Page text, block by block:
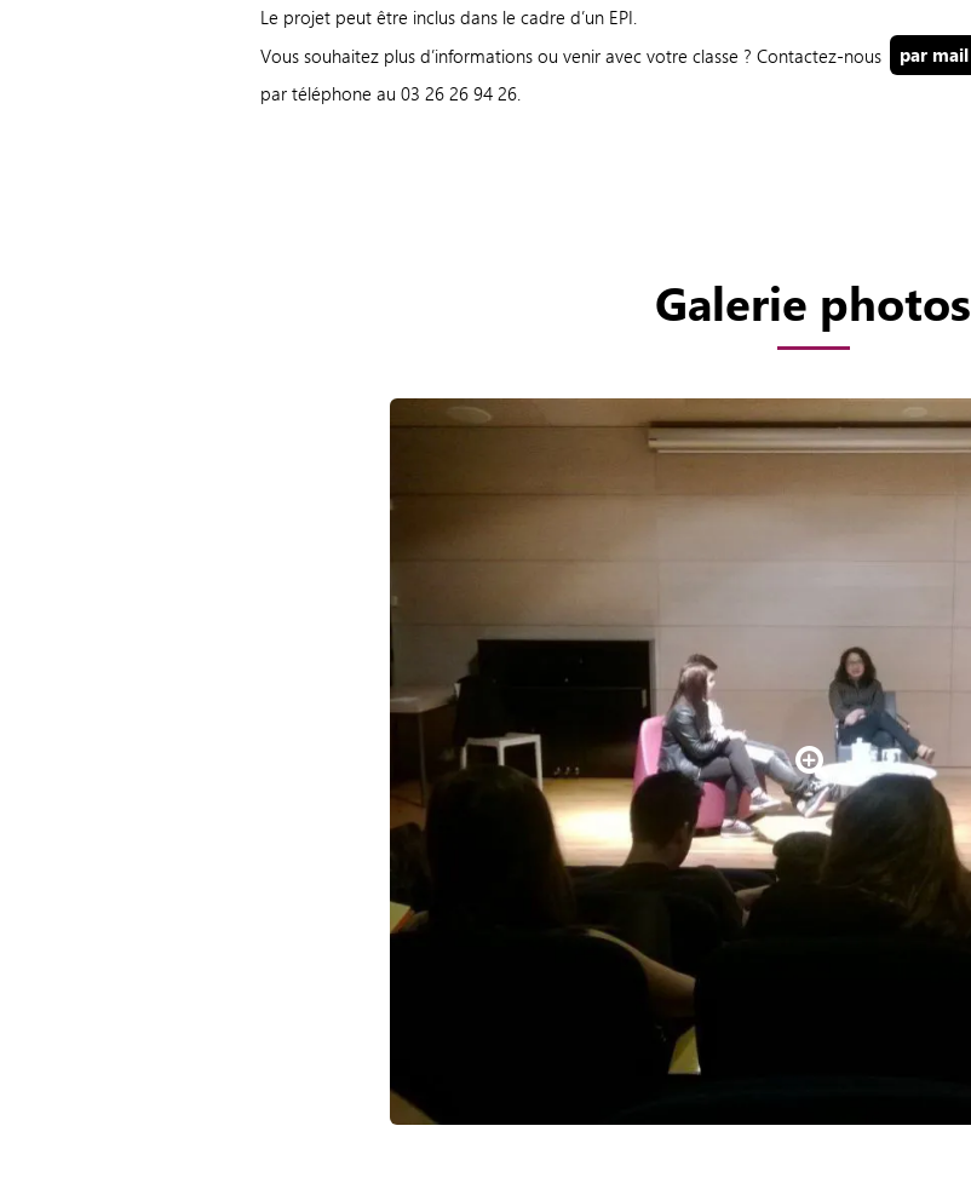
Le projet peut être inclus dans le cadre d’un EPI.
Vous souhaitez plus d’informations ou venir avec votre classe ? Contactez-nous
par mail
par téléphone au 03 26 26 94 26.
Galerie photos